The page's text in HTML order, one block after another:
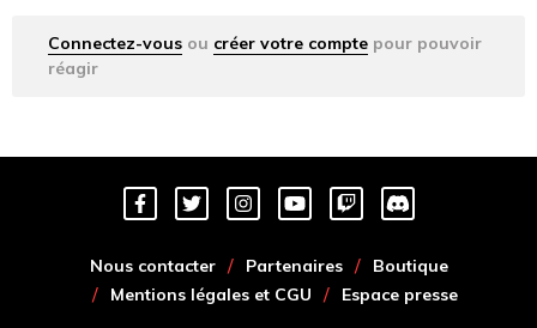
Connectez-vous ou créer votre compte pour pouvoir
réagir
Nous contacter Partenaires
Boutique
Mentions légales et CGU
Espace presse